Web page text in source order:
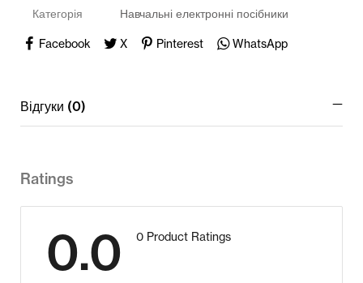
STEM
Категорія Навчальні електронні посібники
Facebook X Pinterest WhatsApp
Відгуки (0)
Ratings
0.0 0 Product Ratings